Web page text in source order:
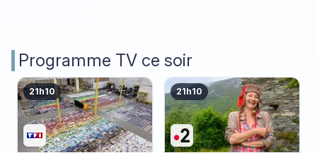
Programme TV ce soir
21h10 21h10